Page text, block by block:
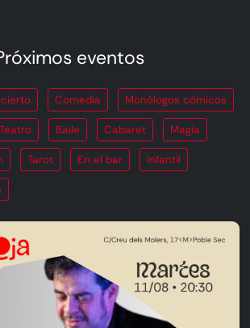
eventos
Comedia Monólogos cómicos
Teatro Baile Cabaret Magia
Tarot En el bar Infantil